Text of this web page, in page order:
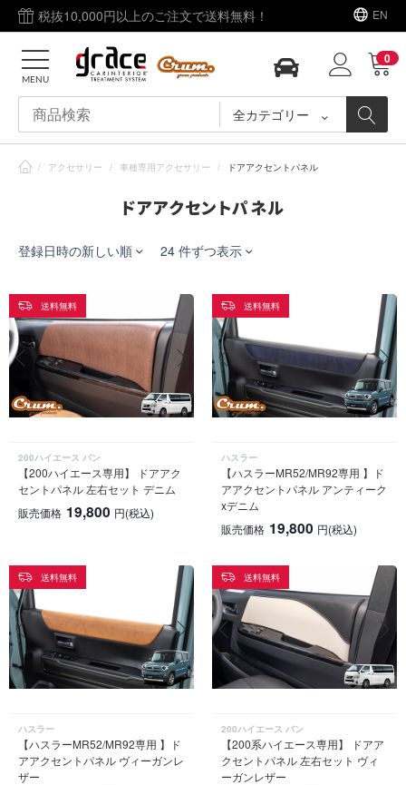
税抜10,000円以上のご注文で送料無料！ EN
全カテゴリー
0
MENU
/ アクセサリー / 車種専用アクセサリー / ドアアクセントパネル
ドアアクセントパネル
登録日時の新しい順 24 件ずつ表示
送料無料
200ハイエース バン
【200ハイエース専用】 ドアアク
セントパネル 左右セット デニム
販売価格 19,800 円(税込)
送料無料
ハスラー
【ハスラーMR52/MR92専用 】ド
アアクセントパネル アンティーク
xデニム
販売価格 19,800 円(税込)
送料無料
ハスラー
【ハスラーMR52/MR92専用 】ド
アアクセントパネル ヴィーガンレ
ザー
送料無料
200ハイエース バン
【200系ハイエース専用】 ドアア
クセントパネル 左右セット ヴィ
ーガンレザー